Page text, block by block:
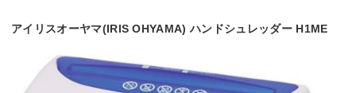
アイリスオーヤマ(IRIS OHYAMA) ハンドシュレッダー H1ME